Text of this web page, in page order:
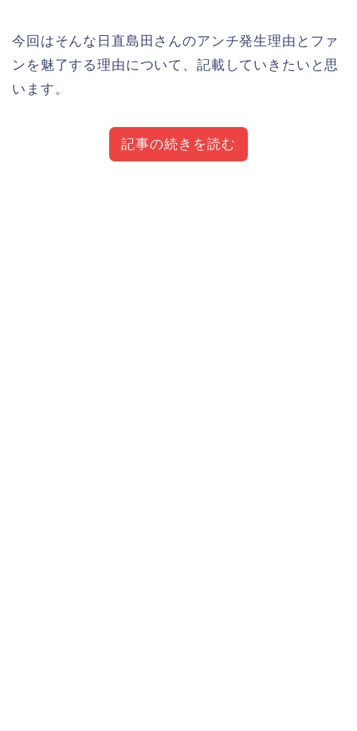
今回はそんな日直島田さんのアンチ発生理由とファ
ンを魅了する理由について、記載していきたいと思
います。
記事の続きを読む